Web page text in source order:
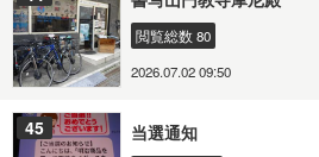
閲覧総数 80
2026.07.02 09:50
45 当選通知